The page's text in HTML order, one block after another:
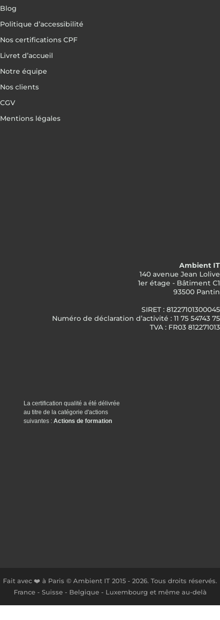
Blog
Politique d’accessibilité
Nos certifications CPF
Livret d’accueil
Notre équipe
Nos clients
CGV
Mentions légales
Ambient IT
140 avenue Jean Lolive
1er étage - Bâtiment C1
93500 Pantin
SIRET : 81227101300045
Numéro de déclaration d’activité : 11 75 54743 75
TVA : FR03 812271013
La certification qualité a été délivrée
au titre de la catégorie d'actions
suivantes : Actions de formation
Fait avec ❤️ à Paris © Ambient IT 2015 - 2026. Tous droits réservés.
France - Suisse - Belgique - Luxembourg et même au-delà